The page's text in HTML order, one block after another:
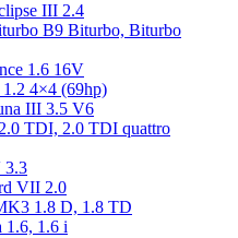
III 2.4
B9 Biturbo, Biturbo
1.6 16V
4×4 (69hp)
III 3.5 V6
TDI, 2.0 TDI quattro
3.3
VII 2.0
1.8 D, 1.8 TD
1.6, 1.6 i